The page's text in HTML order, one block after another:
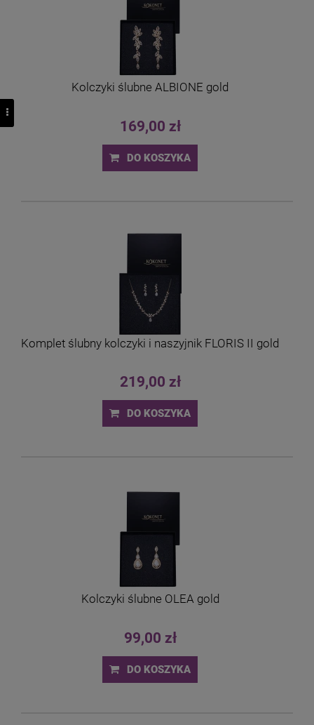
Kolczyki ślubne ALBIONE gold
169,00 zł
DO KOSZYKA
Komplet ślubny kolczyki i naszyjnik FLORIS II gold
219,00 zł
DO KOSZYKA
Kolczyki ślubne OLEA gold
99,00 zł
DO KOSZYKA